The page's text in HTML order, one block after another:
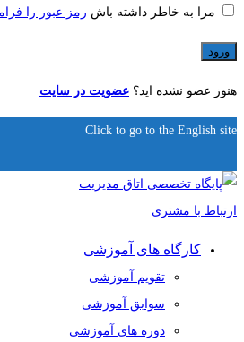
مرا به خاطر داشته باش رمز عبور را
هنوز عضو نشده اید؟ عضویت در سایت
Click to go to the English site
کارگاه های آموزشی
تقویم آموزشی
سوابق آموزشی
دوره های آموزشی